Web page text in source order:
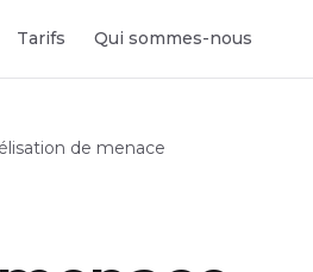
Tarifs Qui sommes-nous
de menace